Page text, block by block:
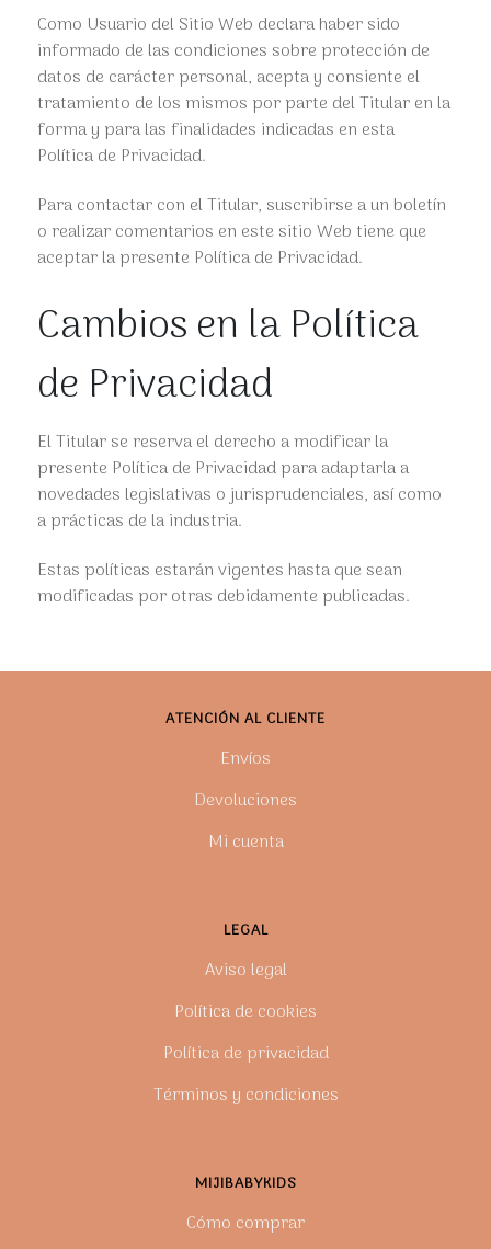
Como Usuario del Sitio Web declara haber sido
informado de las condiciones sobre protección de
datos de carácter personal, acepta y consiente el
tratamiento de los mismos por parte del Titular en la
forma y para las finalidades indicadas en esta
Política de Privacidad.
Para contactar con el Titular, suscribirse a un boletín
o realizar comentarios en este sitio Web tiene que
aceptar la presente Política de Privacidad.
Cambios en la Política
de Privacidad
El Titular se reserva el derecho a modificar la
presente Política de Privacidad para adaptarla a
novedades legislativas o jurisprudenciales, así como
a prácticas de la industria.
Estas políticas estarán vigentes hasta que sean
modificadas por otras debidamente publicadas.
ATENCIÓN AL CLIENTE
Envíos
Devoluciones
Mi cuenta
LEGAL
Aviso legal
Política de cookies
Política de privacidad
Términos y condiciones
MIJIBABYKIDS
Cómo comprar